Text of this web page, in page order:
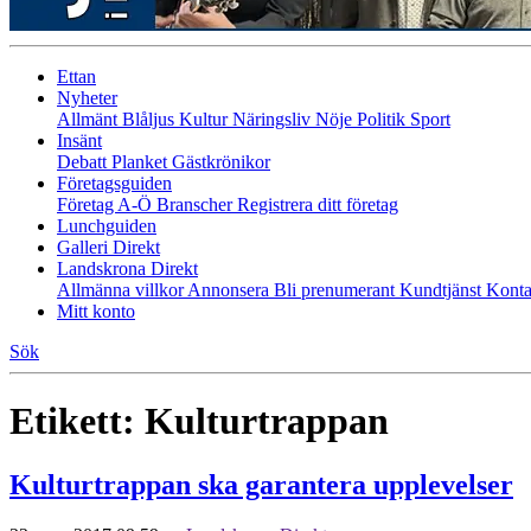
Ettan
Nyheter
Allmänt Blåljus KulturNäringsliv Nöje Politik Sport
Insänt
Debatt Planket Gästkrönikor
Företagsguiden
Företag A-Ö BranscherRegistrera ditt företag
Lunchguiden
Galleri Direkt
Landskrona Direkt
Allmänna villkorAnnonsera Bli prenumerant Kundtjänst
Mitt konto
Sök
Etikett: Kulturtrappan
Kulturtrappan ska garantera upplevelser